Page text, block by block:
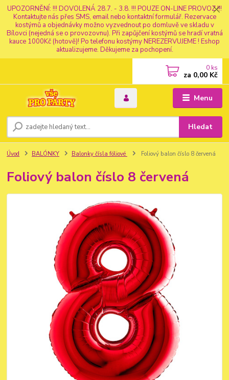
UPOZORNĚNÍ: !!! DOVOLENÁ 28.7. - 3.8. !!! POUZE ON-LINE PROVOZ !!!
Kontaktujte nás přes SMS, email nebo kontaktní formulář. Rezervace
kostýmů a objednávky možno vyzvednout po domluvě ve skladu v
Bílovci (nejedná se o provozovnu). Při zapůjčení kostýmů se hradí vratná
kauce 1000Kč (hotově)! Po telefonu kostýmy NEREZERVUJEME ! Eshop
aktualizujeme. Děkujeme za pochopení.
Menu
Hledat
0 ks
za 0,00 Kč
Úvod BALÓNKY Balonky čísla fóliové Foliový balon číslo 8 červená
Foliový balon číslo 8 červená